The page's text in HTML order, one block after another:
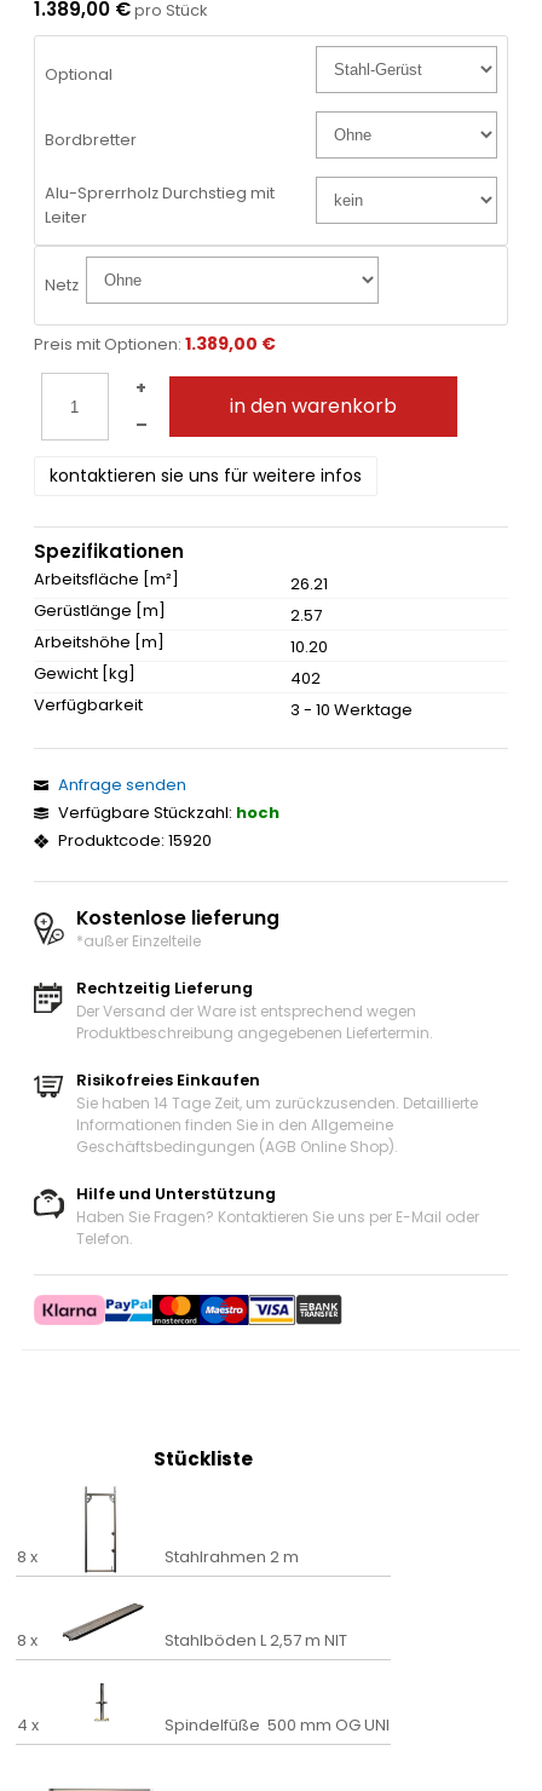
1.389,00 €pro Stück
Optional
Bordbretter
Alu-Sprerrholz Durchstieg mit
Leiter
Netz
Preis mit Optionen: 1.389,00 €
+
–
in den warenkorb
kontaktieren sie uns für weitere infos
Spezifikationen
Arbeitsfläche [m²]
26.21
Gerüstlänge [m]
2.57
Arbeitshöhe [m]
10.20
Gewicht [kg]
402
Verfügbarkeit
3 - 10 Werktage
Anfrage senden
Verfügbare Stückzahl: hoch
Produktcode: 15920
Kostenlose lieferung
*außer Einzelteile
Rechtzeitig Lieferung
Der Versand der Ware ist entsprechend wegen
Produktbeschreibung angegebenen Liefertermin.
Risikofreies Einkaufen
Sie haben 14 Tage Zeit, um zurückzusenden. Detaillierte
Informationen finden Sie in den Allgemeine
Geschäftsbedingungen (AGB Online Shop).
Hilfe und Unterstützung
Haben Sie Fragen? Kontaktieren Sie uns per E-Mail oder
Telefon.
Stückliste
8 x Stahlrahmen 2 m
8 x Stahlböden L 2,57 m NIT
4 x Spindelfüße 500 mm OG UNI